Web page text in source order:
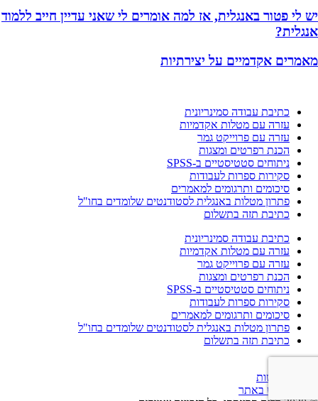
יש לי פטור באנגלית, אז למה אומרים לי שאני עדיין חייב ללמוד
אנגלית?
מאמרים אקדמיים על יצירתיות
כתיבת עבודה סמינריונית
עזרה עם מטלות אקדמיות
עזרה עם פרוייקט גמר
הכנת רפרטים ומצגות
ניתוחים סטטיסטיים ב-SPSS
סקירות ספרות לעבודות
סיכומים ותרגומים למאמרים
פתרון מטלות באנגלית לסטודנטים שלומדים בחו"ל
כתיבת תזה בתשלום
כתיבת עבודה סמינריונית
עזרה עם מטלות אקדמיות
עזרה עם פרוייקט גמר
הכנת רפרטים ומצגות
ניתוחים סטטיסטיים ב-SPSS
סקירות ספרות לעבודות
סיכומים ותרגומים למאמרים
פתרון מטלות באנגלית לסטודנטים שלומדים בחו"ל
כתיבת תזה בתשלום
הצהרת נגישות
תנאי שימוש באתר